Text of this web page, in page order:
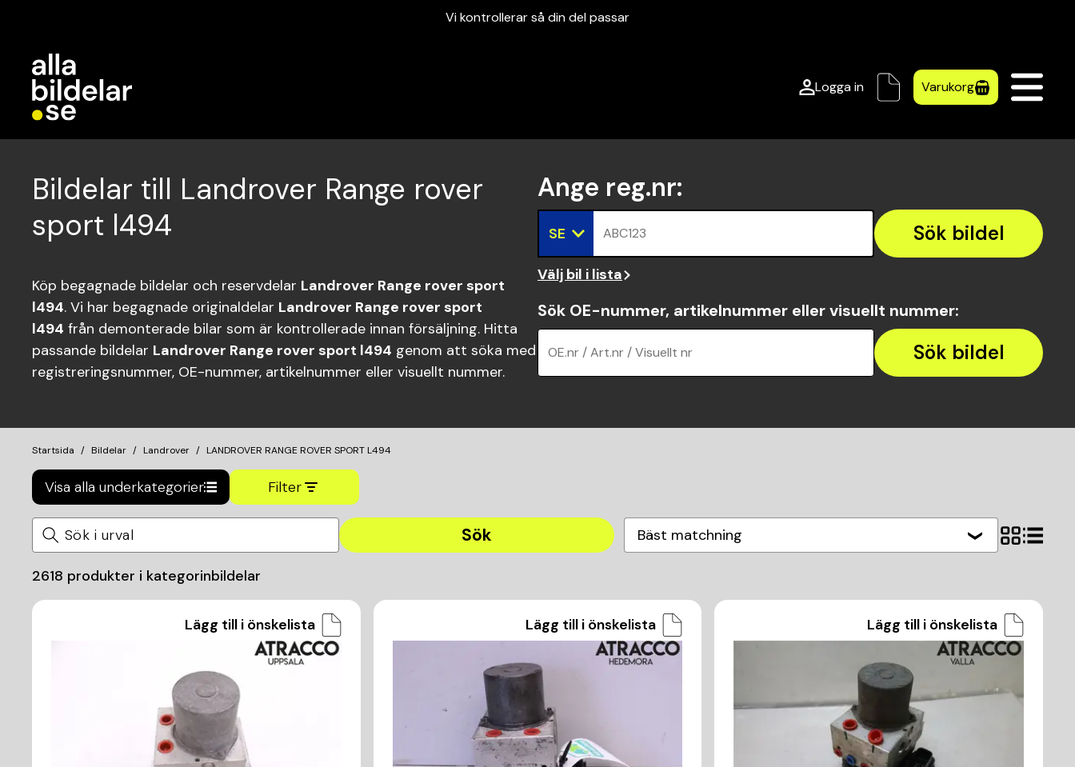
Vi kontrollerar så din del passar
Logga in Varukorg
Bildelar till Landrover Range rover
sport l494
Köp begagnade bildelar och reservdelar Landrover Range rover sport
l494. Vi har begagnade originaldelar Landrover Range rover sport
l494 från demonterade bilar som är kontrollerade innan försäljning. Hitta
passande bildelar Landrover Range rover sport l494 genom att söka med
registreringsnummer, OE-nummer, artikelnummer eller visuellt nummer.
Ange reg.nr:
SE ABC123 Sök bildel
Välj bil i lista
Sök OE-nummer, artikelnummer eller visuellt nummer:
OE.nr / Art.nr / Visuellt nr Sök bildel
Startsida Bildelar Landrover LANDROVER RANGE ROVER SPORT L494
Visa alla underkategorier Filter
Sök Bäst matchning
2618 produkter i kategorinbildelar
Lägg till i önskelista Lägg till i önskelista Lägg till i önskelista